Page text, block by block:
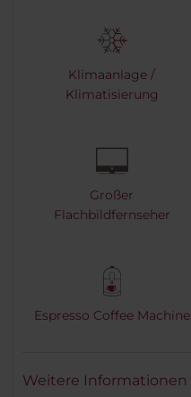
Klimaanlage /
Klimatisierung
Großer
Flachbildfernseher
Espresso Coffee Machine
Weitere Informationen